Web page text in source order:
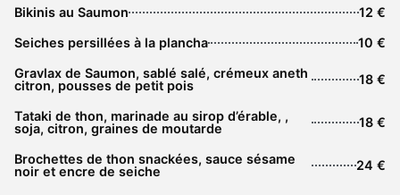
Bikinis au Saumon
12 €
Seiches persillées à la plancha
10 €
Gravlax de Saumon, sablé salé, crémeux aneth
citron, pousses de petit pois
18 €
Tataki de thon, marinade au sirop d’érable, ,
soja, citron, graines de moutarde
18 €
Brochettes de thon snackées, sauce sésame
noir et encre de seiche
24 €